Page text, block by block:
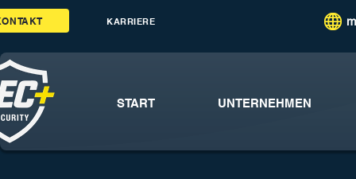
KARRIERE
START UNTERNEHMEN